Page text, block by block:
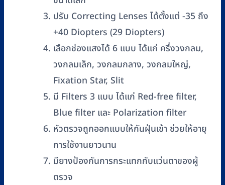
ปรับ Correcting Lenses ได้ตั้งแต่ -35 ถึง
+40 Diopters (29 Diopters)
เลือกช่องแสงได้ 6 แบบ ได้แก่ ครึ่งวงกลม,
วงกลมเล็ก, วงกลมกลาง, วงกลมใหญ่,
Fixation Star, Slit
มี Filters 3 แบบ ได้แก่ Red-free filter,
Blue filter และ Polarization filter
หัวตรวจถูกออกแบบให้กันฝุ่นเข้า ช่วยให้อายุ
การใช้งานยาวนาน
มียางป้องกันการกระแทกกับแว่นตาของผู้
ตรวจ